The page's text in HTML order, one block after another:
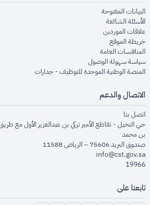
البيانات المفتوحةopens in new window
الأسئلة الشائعةopens in new window
علاقات الموردينopens in new window
خريطة الموقعopens in new window
المنافسات العامةopens in new window
سياسة سهولة الوصولopens in new window
المنصة الوطنية الموحدة للتوظيف - جداراتwindow
الاتصال والدعم
اتصل بنا
حي النخيل - تقاطع الأمير تركي بن عبدالعزيز الأول مع
بن محمد
صندوق البريد 75606 – الرياض 11588
info@cst.gov.sa
19966
تابعنا على